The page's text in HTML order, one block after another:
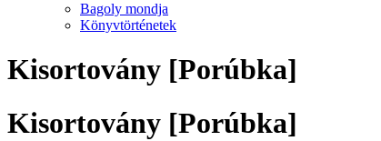
Bagoly mondja
Könyvtörténetek
Kisortovány [Porúbka]
Kisortovány [Porúbka]